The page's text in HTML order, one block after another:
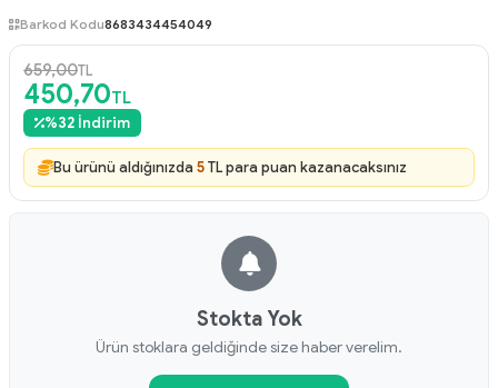
Barkod Kodu8683434454049
659,00TL
450,70TL
%32 İndirim
Bu ürünü aldığınızda 5TL para puan kazanacaksınız
Stokta Yok
Ürün stoklara geldiğinde size haber verelim.